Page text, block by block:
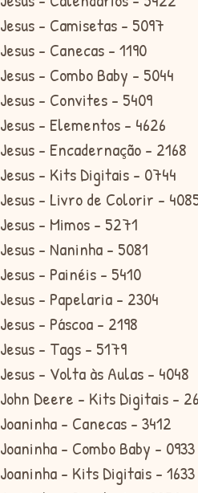
Jesus - Camisetas - 5097
Jesus - Canecas - 1190
Jesus - Combo Baby - 5044
Jesus - Convites - 5409
Jesus - Elementos - 4626
Jesus - Encadernação - 2168
Jesus - Kits Digitais - 0744
Jesus - Livro de Colorir -
Jesus - Mimos - 5271
Jesus - Naninha - 5081
Jesus - Painéis - 5410
Jesus - Papelaria - 2304
Jesus - Páscoa - 2198
Jesus - Tags - 5179
Jesus - Volta às Aulas - 4048
John Deere - Kits Digitais -
Joaninha - Canecas - 3412
Joaninha - Combo Baby - 0933
Joaninha - Kits Digitais - 1633